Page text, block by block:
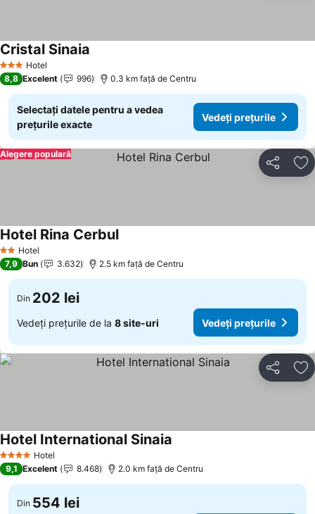
3 SteleHotel
Cristal Sinaia
8,8 Excelent 996 0.3 km faţă de Centru
Selectați datele pentru a vedea
prețurile exacte
Vedeți prețurile
Distribuiți
Alegere populară
2 SteleHotel
Hotel Rina Cerbul
7,9 Bun 3.632 2.5 km faţă de Centru
Din 202 lei
Vedeți prețurile de la 8 site-uri Vedeți prețurile
Distribuiți
4 Stele Hotel
Hotel International Sinaia
9,1 Excelent 8.468 2.0 km faţă de Centru
Din 554 lei